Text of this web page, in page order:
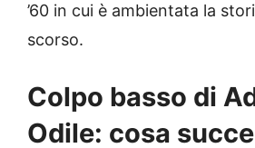
’60 in cui è ambientata la
scorso.
Colpo basso di
Odile: cosa